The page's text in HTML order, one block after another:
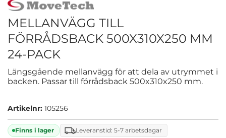
MELLANVÄGG TILL
FÖRRÅDSBACK 500X310X250 MM
24-PACK
Längsgående mellanvägg för att dela av utrymmet i
backen. Passar till förrådsback 500x310x250 mm.
Artikelnr: 105256
Finns i lager Leveranstid: 5-7 arbetsdagar